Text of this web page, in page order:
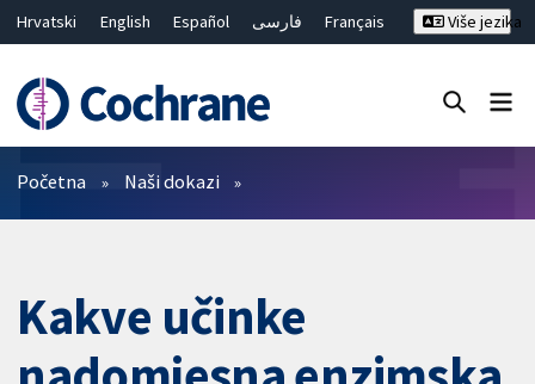
Hrvatski English Español فارسی
Français
繁體中文
简体中文
Više jezika
Prečistači
Početna Naši dokazi
Kakve učinke